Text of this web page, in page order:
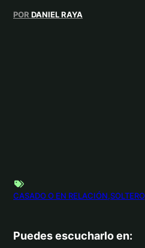
POR DANIEL RAYA
CASADO O EN RELACIÓN SOLTERO
Puedes escucharlo en: